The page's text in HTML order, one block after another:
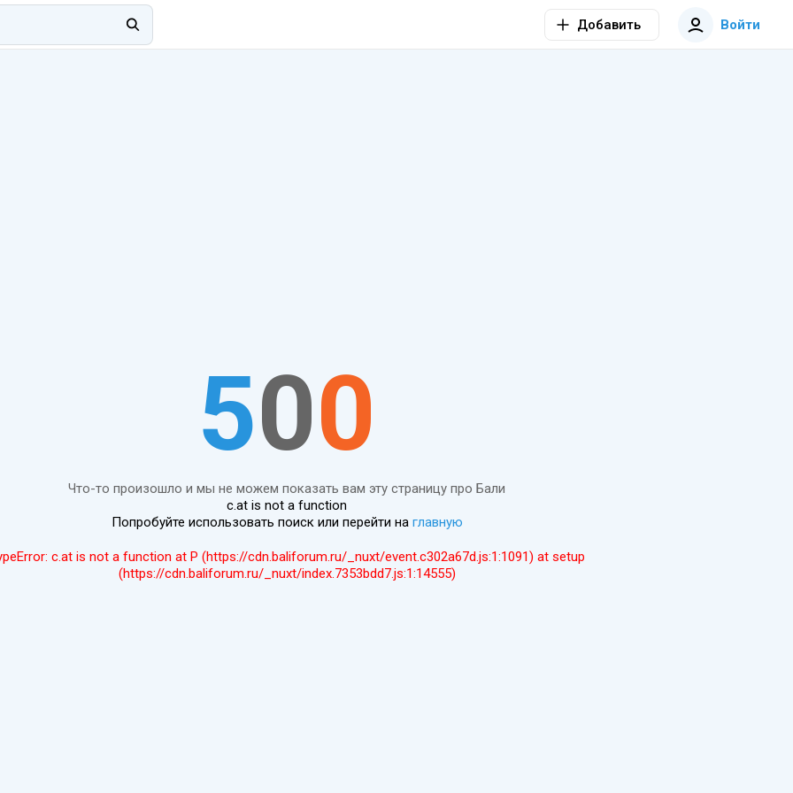
Добавить Войти
500
Что-то произошло и мы не можем показать вам эту страницу про Бали
c.at is not a function
Попробуйте использовать поиск или перейти на главную
c.at is not a function at P (https://cdn.baliforum.ru/_nuxt/event.c302a67d.js:1:1091) at setup
(https://cdn.baliforum.ru/_nuxt/index.7353bdd7.js:1:14555)